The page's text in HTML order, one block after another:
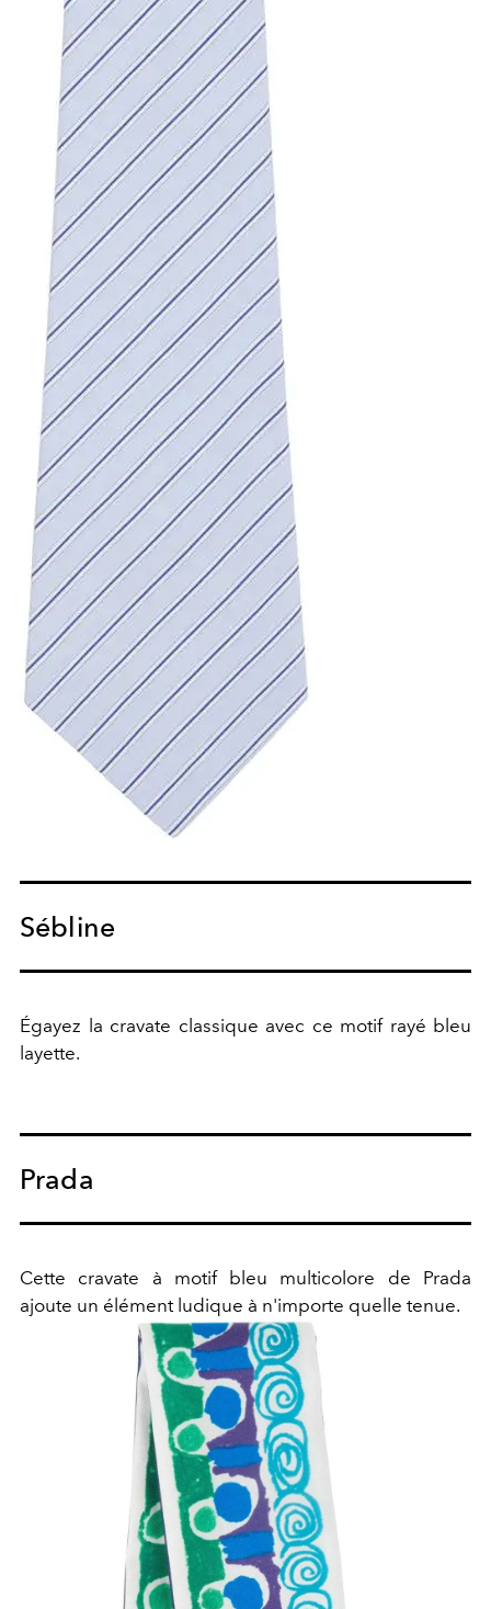
Sébline
Égayez la cravate classique avec ce motif rayé bleu
layette.
Prada
Cette cravate à motif bleu multicolore de Prada
ajoute un élément ludique à n'importe quelle tenue.